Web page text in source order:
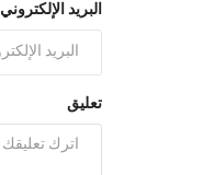
البريد الإلكتروني
تعليق